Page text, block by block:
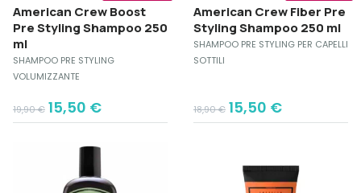
American Crew Boost
Pre Styling Shampoo 250
ml
SHAMPOO PRE STYLING
VOLUMIZZANTE
19,90€
Original
price
15,50 €
Current
price
American Crew Fiber Pre
Styling Shampoo 250 ml
SHAMPOO PRE STYLING PER CAPELLI
SOTTILI
18,90€
Original
price
15,50 €
Current
price